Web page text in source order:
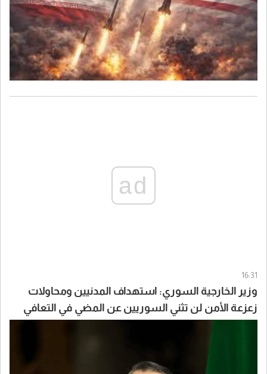
ad
16:31
وزير الخارجية السوري: استهداف المدنيين ومحاولات
زعزعة الأمن لن تثني السوريين عن المضي في التعافي